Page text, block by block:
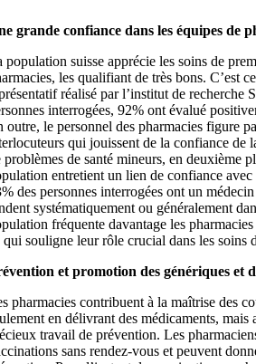
grande confiance dans les équipes de
population suisse apprécie les soins de
les qualifiant de très bons. C’est
réalisé par l’institut de recherche
interrogées, 92% ont évalué
outre, le personnel des pharmacies figure
qui jouissent de la confiance de
problèmes de santé mineurs, en deuxième
entretient un lien de confiance avec
des personnes interrogées ont un
systématiquement ou généralement
fréquente davantage les
qui souligne leur rôle crucial dans les soins
et promotion des génériques et
pharmacies contribuent à la maîtrise des
en délivrant des médicaments, mais
travail de prévention. Les
sans rendez-vous et peuvent